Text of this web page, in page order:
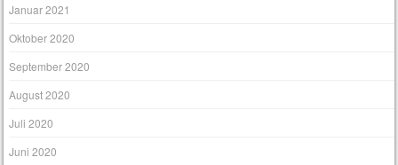
Januar 2021
Oktober 2020
September 2020
August 2020
Juli 2020
Juni 2020